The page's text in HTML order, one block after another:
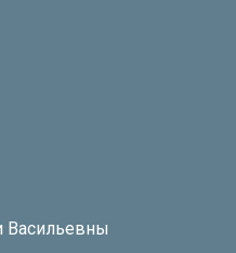
Васильевны